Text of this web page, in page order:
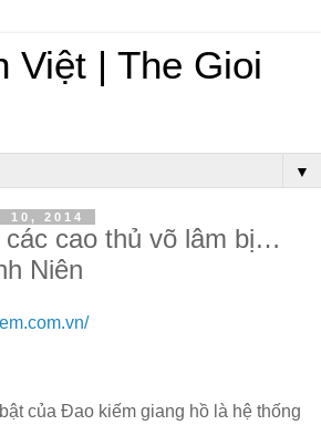
Việt | The Gioi
▼
10, 2014
cao thủ võ lâm bị…
Niên
của Đao kiếm giang hồ là hệ thống